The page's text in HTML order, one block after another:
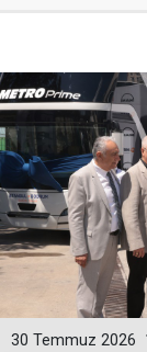
30 Temmuz 2026